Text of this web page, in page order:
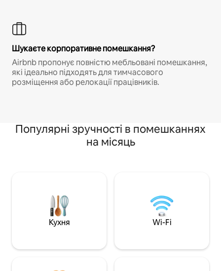
Шукаєте корпоративне помешкання?
Airbnb пропонує повністю мебльовані помешкання,
які ідеально підходять для тимчасового
розміщення або релокації працівників.
Популярні зручності в помешканнях
на місяць
Кухня Wi-Fi